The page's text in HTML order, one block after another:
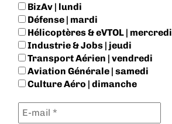
BizAv | lundi
Défense | mardi
Hélicoptères & eVTOL | mercredi
Industrie & Jobs | jeudi
Transport Aérien | vendredi
Aviation Générale | samedi
Culture Aéro | dimanche